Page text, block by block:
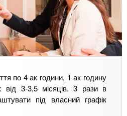
по 4 ак години, 1 ак годину
від 3-3,5 місяців. 3 рази в
під власний графік